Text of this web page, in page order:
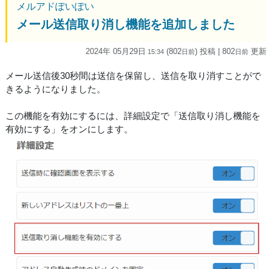
メルアドぽいぽい
メール送信取り消し機能を追加しました
2024年 05月29日 15:34 (802日前) 投稿 | 802日前 更新
メール送信後30秒間は送信を保留し、送信を取り消すことがで
きるようになりました。
この機能を有効にするには、詳細設定で「送信取り消し機能を
有効にする」をオンにします。